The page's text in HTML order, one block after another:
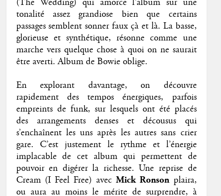
tonalité assez grandiose bien que certains
passages semblent sonner faux çà et là. La basse,
glorieuse et synthétique, résonne comme une
marche vers quelque chose à quoi on ne saurait
être averti. Album de Bowie oblige.
En explorant davantage, on découvre
rapidement des tempos énergiques, parfois
empreints de funk, sur lesquels ont été placés
des arrangements denses et décousus qui
s’enchaînent les uns après les autres sans crier
gare. C’est justement le rythme et l’énergie
implacable de cet album qui permettent de
pouvoir en digérer la richesse. Une reprise de
Cream (I Feel Free) avec Mick Ronsonplaira,
ou aura au moins le mérite de surprendre, à